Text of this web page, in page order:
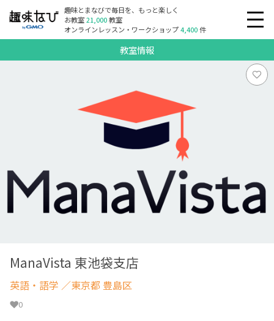
趣味とまなびで毎日を、もっと楽しく
お教室21,000教室
オンラインレッスン・ワークショップ4,400件
教室情報
ManaVista 東池袋支店
英語・語学 ／東京都 豊島区
0